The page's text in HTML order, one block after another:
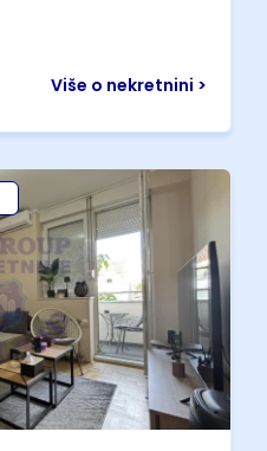
Više o nekretnini >